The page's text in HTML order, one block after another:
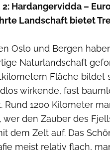
2: Hardangervidda –
Landschaft bietet
Oslo und Bergen
Naturlandschaft
Fläche bildet
wirkende, fast
Rund 1200 Kilometer
wer den Zauber des
dem Zelt auf. Das
meist relativ flach,